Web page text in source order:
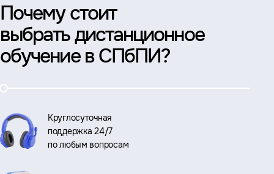
Почему стоит
выбрать дистанционное
обучение в СПбПИ?
Круглосуточная
поддержка 24/7
по любым вопросам